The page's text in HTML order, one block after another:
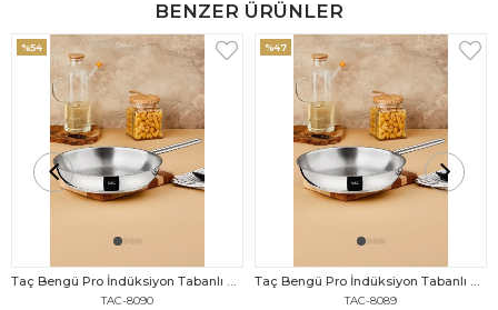
BENZER ÜRÜNLER
Taç Bengü Pro İndüksiyon Tabanlı Çelik Tava 28 Cm
TAC-8090
%54
Taç Bengü Pro İndüksiyon Tabanlı Çelik Tava 26 Cm
TAC-8089
%47